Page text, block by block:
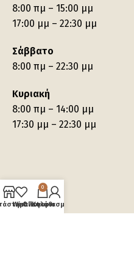
8:00 πμ – 15:00 μμ
17:00 μμ – 22:30 μμ
Σάββατο
8:00 πμ – 22:30 μμ
Κυριακή
8:00 πμ – 14:00 μμ
17:30 μμ – 22:30 μμ
Wishlist
0
Καλάθι
Ο λογαριασμός μου